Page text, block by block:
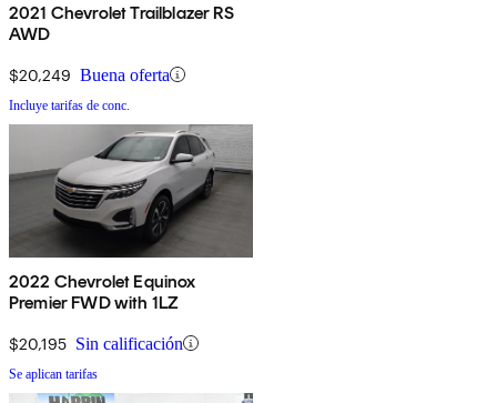
2021 Chevrolet Trailblazer RS
AWD
$20,249 Buena oferta
Incluye tarifas de conc.
2022 Chevrolet Equinox
Premier FWD with 1LZ
$20,195 Sin calificación
Se aplican tarifas